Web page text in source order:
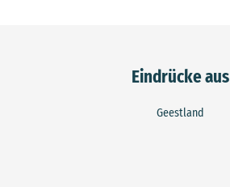
Eindrücke aus
Geestland